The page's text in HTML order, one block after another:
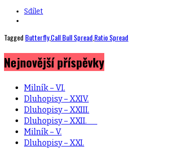
Sdílet
Tagged Butterfly,Call Bull Spread Ratio Spread
Nejnovější příspěvky
Milník – VI.
Dluhopisy – XXIV.
Dluhopisy – XXIII.
Dluhopisy – XXII.
Milník – V.
Dluhopisy – XXI.